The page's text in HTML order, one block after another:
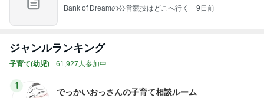
Bank of Dreamの公営競技はどこへ行く 9日前
ジャンルランキング
子育て(幼児) 61,927人参加中
1
でっかいおっさんの子育て相談ルーム